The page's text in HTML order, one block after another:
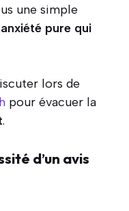
une simple
anxiété pure qui
lors de
pour évacuer la
.
d’un avis